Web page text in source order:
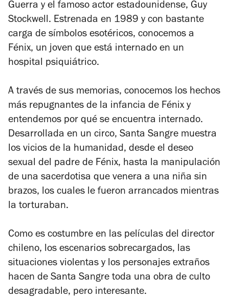
Guerra y el famoso actor estadounidense, Guy
Stockwell. Estrenada en 1989 y con bastante
carga de símbolos esotéricos, conocemos a
Fénix, un joven que está internado en un
hospital psiquiátrico.
A través de sus memorias, conocemos los hechos
más repugnantes de la infancia de Fénix y
entendemos por qué se encuentra internado.
Desarrollada en un circo, Santa Sangre muestra
los vicios de la humanidad, desde el deseo
sexual del padre de Fénix, hasta la manipulación
de una sacerdotisa que venera a una niña sin
brazos, los cuales le fueron arrancados mientras
la torturaban.
Como es costumbre en las películas del director
chileno, los escenarios sobrecargados, las
situaciones violentas y los personajes extraños
hacen de Santa Sangre toda una obra de culto
desagradable, pero interesante.